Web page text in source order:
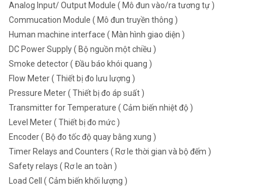
Analog Input/ Output Module ( Mô đun vào/ra tương tự )
Commucation Module ( Mô đun truyền thông )
Human machine interface ( Màn hình giao diện )
DC Power Supply ( Bộ nguồn một chiều )
Smoke detector ( Đầu báo khói quang )
Flow Meter ( Thiết bị đo lưu lượng )
Pressure Meter ( Thiết bị đo áp suất )
Transmitter for Temperature ( Cảm biến nhiệt độ )
Level Meter ( Thiết bị đo mức )
Encoder ( Bộ đo tốc độ quay bằng xung )
Timer Relays and Counters ( Rơ le thời gian và bộ đếm )
Safety relays ( Rơ le an toàn )
Load Cell ( Cảm biến khối lượng )